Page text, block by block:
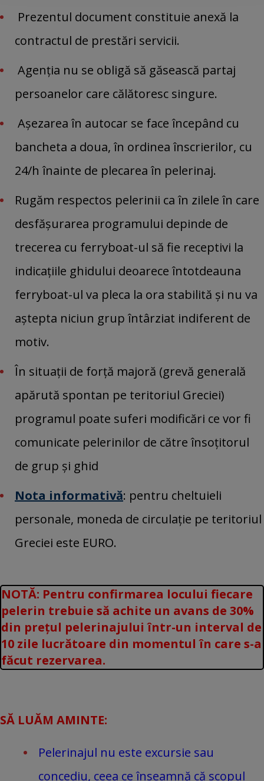
Prezentul document constituie anexă la
contractul de prestări servicii.
Agenția nu se obligă să găsească partaj
persoanelor care călătoresc singure.
Așezarea în autocar se face începând cu
bancheta a doua, în ordinea înscrierilor, cu
24/h înainte de plecarea în pelerinaj.
Rugăm respectos pelerinii ca în zilele în care
desfășurarea programului depinde de
trecerea cu ferryboat-ul să fie receptivi la
indicațiile ghidului deoarece întotdeauna
ferryboat-ul va pleca la ora stabilită și nu va
aștepta niciun grup întârziat indiferent de
motiv.
În situații de forță majoră (grevă generală
apărută spontan pe teritoriul Greciei)
programul poate suferi modificări ce vor fi
comunicate pelerinilor de către însoțitorul
de grup și ghid
Nota informativă: pentru cheltuieli
personale, moneda de circulație pe teritoriul
Greciei este EURO.
NOTĂ: Pentru confirmarea locului fiecare
pelerin trebuie să achite un avans de 30%
din prețul pelerinajului într-un interval de
10 zile lucrătoare din momentul în care s-a
făcut rezervarea.
SĂ LUĂM AMINTE:
Pelerinajul nu este excursie sau
concediu, ceea ce înseamnă că scopul